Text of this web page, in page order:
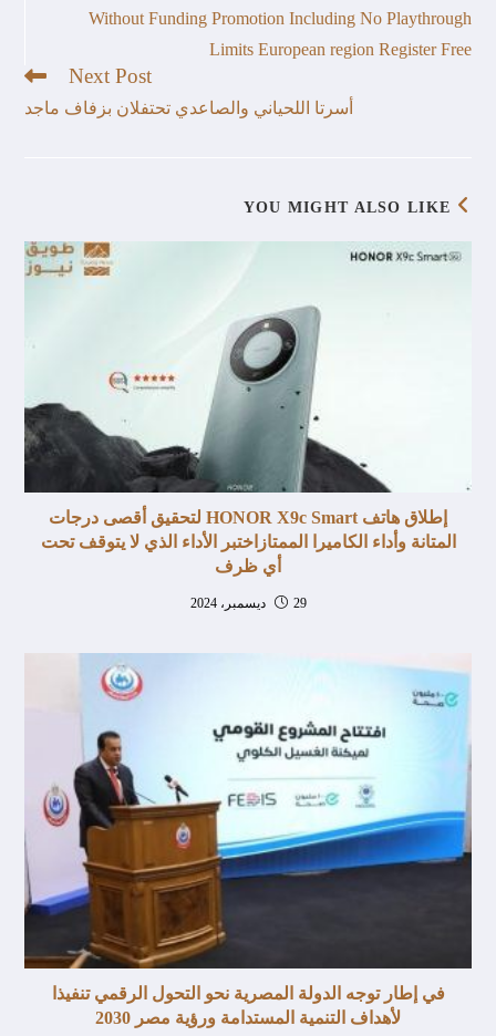
Without Funding Promotion Including No Playthrough
Limits European region Register Free
Next Post
أسرتا اللحياني والصاعدي تحتفلان بزفاف ماجد
YOU MIGHT ALSO LIKE
إطلاق هاتف HONOR X9c Smart لتحقيق أقصى درجات
المتانة وأداء الكاميرا الممتازاختبر الأداء الذي لا يتوقف تحت
أي ظرف
29 ديسمبر، 2024
في إطار توجه الدولة المصرية نحو التحول الرقمي تنفيذا
لأهداف التنمية المستدامة ورؤية مصر 2030